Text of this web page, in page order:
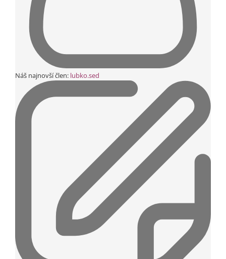
Náš najnovší člen: lubko.sed